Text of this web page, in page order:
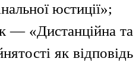
юстиції»;
— «Дистанційна та
як відповідь